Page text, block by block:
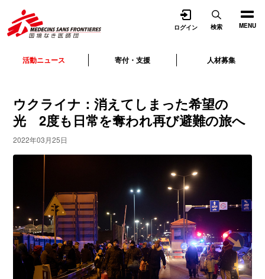
MENU
活動ニュース 寄付・支援 人材募集
ログイン 検索
ウクライナ：消えてしまった希望の
光 2度も日常を奪われ再び避難の旅へ
2022年03月25日